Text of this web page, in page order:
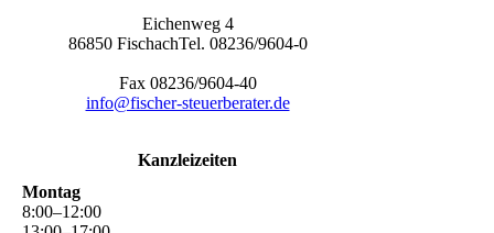
Eichenweg 4
86850 FischachTel. 08236/9604-0
Fax 08236/9604-40
info@fischer-steuerberater.de
Kanzleizeiten
Montag
8:00–12:00